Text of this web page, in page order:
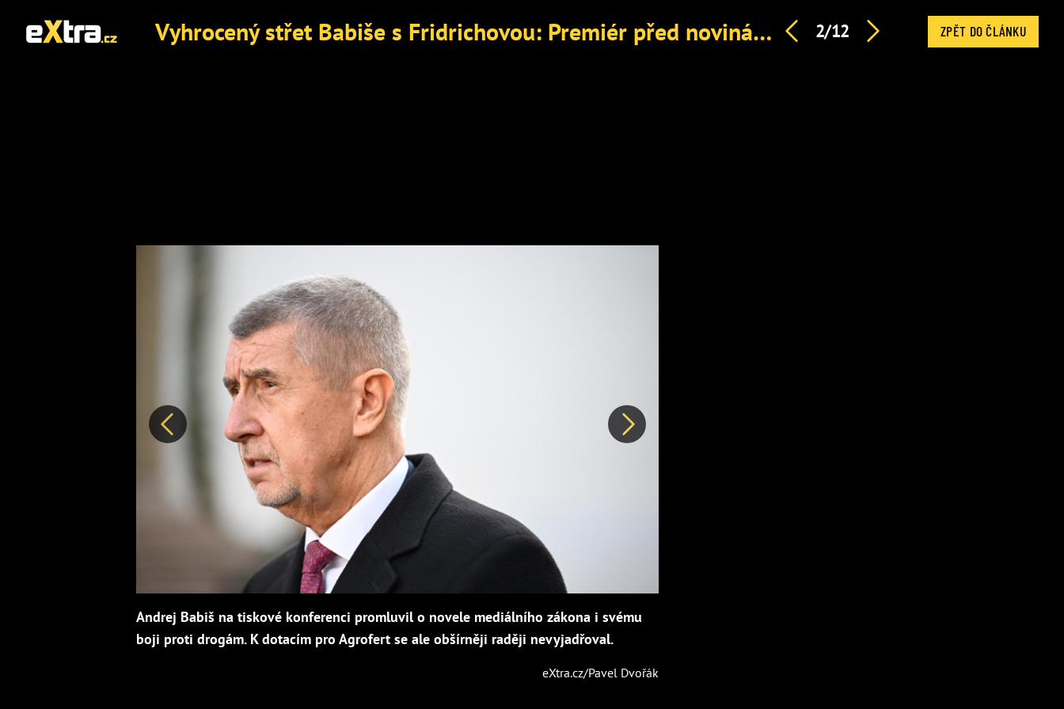
Vyhrocený střet Babiše s Fridrichovou: Premiér před novinářkou prchnul z tiskovky 2/12 ZPĚT DO ČLÁNKU
Předchozí Další
Andrej Babiš na tiskové konferenci promluvil o novele mediálního zákona i svému
boji proti drogám. K dotacím pro Agrofert se ale obšírněji raději nevyjadřoval.
eXtra.cz/Pavel Dvořák